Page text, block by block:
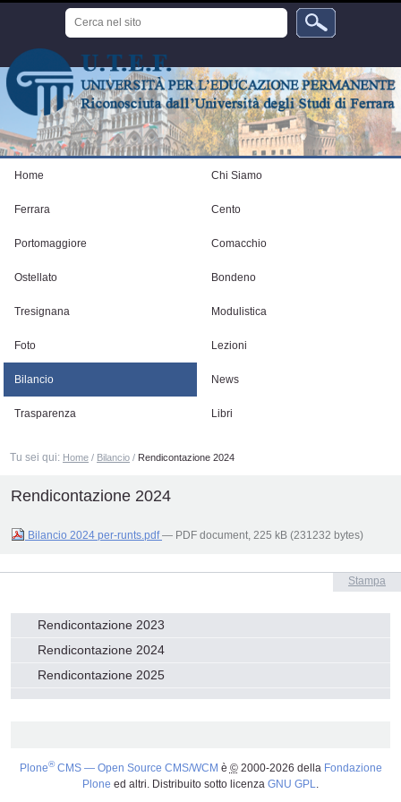
Cerca
nel
sito
Home Chi Siamo
Ferrara Cento
Portomaggiore Comacchio
Ostellato Bondeno
Tresignana Modulistica
Foto Lezioni
Bilancio News
Trasparenza Libri
Tu sei qui: Home / Bilancio / Rendicontazione 2024
Rendicontazione 2024
Bilancio 2024 per-runts.pdf— PDF document, 225 kB (231232 bytes)
Stampa
Navigazione
Rendicontazione 2023
Rendicontazione 2024
Rendicontazione 2025
Plone®CMS — Open Source CMS/WCM è ©2000-2026 della Fondazione
Plone ed altri. Distribuito sotto licenza GNU GPL